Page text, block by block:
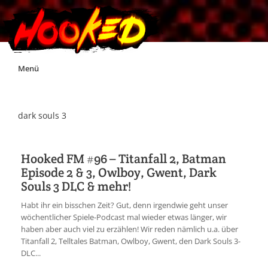
Skip
Menü
Impressum
Jobs
Discord
dark souls 3
Hooked FM #96 – Titanfall 2, Batman
Episode 2 & 3, Owlboy, Gwent, Dark
Souls 3 DLC & mehr!
Habt ihr ein bisschen Zeit? Gut, denn irgendwie geht unser
wöchentlicher Spiele-Podcast mal wieder etwas länger, wir
haben aber auch viel zu erzählen! Wir reden nämlich u.a. über
Titanfall 2, Telltales Batman, Owlboy, Gwent, den Dark Souls 3-
DLC...